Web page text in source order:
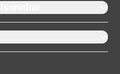
เทศไทย